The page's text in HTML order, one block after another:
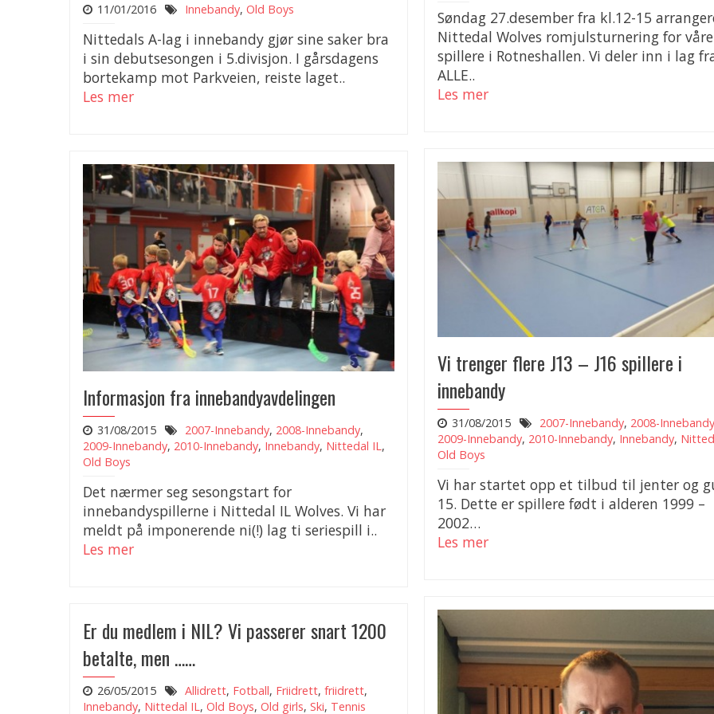
11/01/2016 Innebandy, Old Boys
Nittedals A-lag i innebandy gjør sine saker bra
i sin debutsesongen i 5.divisjon. I gårsdagens
bortekamp mot Parkveien, reiste laget..
Les mer
Søndag 27.desember fra kl.12-15
Nittedal Wolves romjulsturnering for våre
spillere i Rotneshallen. Vi deler inn i lag
ALLE..
Les mer
Vi trenger flere J13 – J16 spillere i
innebandy
31/08/2015 2007-Innebandy, 2008-Innebandy
2009-Innebandy, 2010-Innebandy, Innebandy,
Old Boys
Vi har startet opp et tilbud til jenter og
15. Dette er spillere født i alderen 1999 –
2002…
Les mer
Informasjon fra innebandyavdelingen
31/08/2015 2007-Innebandy, 2008-Innebandy,
2009-Innebandy, 2010-Innebandy, Innebandy, Nittedal IL,
Old Boys
Det nærmer seg sesongstart for
innebandyspillerne i Nittedal IL Wolves. Vi har
meldt på imponerende ni(!) lag ti seriespill i..
Les mer
Er du medlem i NIL? Vi passerer snart 1200
betalte, men ……
26/05/2015 Allidrett, Fotball, Friidrett, friidrett,
Innebandy, Nittedal IL, Old Boys, Old girls, Ski, Tennis